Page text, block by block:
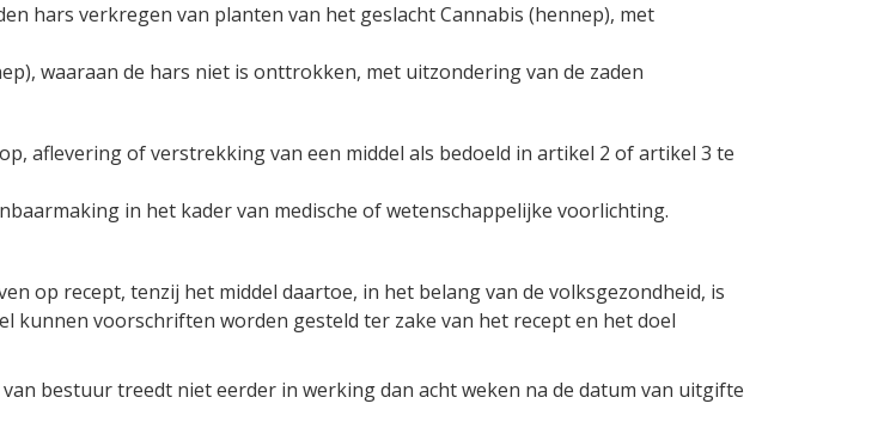
hars verkregen van planten van het geslacht Cannabis (hennep), met
waaraan de hars niet is onttrokken, met uitzondering van de zaden
aflevering of verstrekking van een middel als bedoeld in artikel 2 of artikel 3 te
in het kader van medische of wetenschappelijke voorlichting.
op recept, tenzij het middel daartoe, in het belang van de volksgezondheid, is
kunnen voorschriften worden gesteld ter zake van het recept en het doel
bestuur treedt niet eerder in werking dan acht weken na de datum van uitgifte